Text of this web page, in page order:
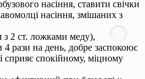
насіння, ставити свічки
насіння, змішаних з
з 2 ст. ложками меду),
рази на день, добре заспокоює
сприяє спокійному, міцному